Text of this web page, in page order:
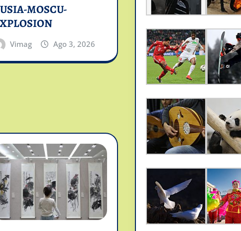
MOSCU-
Vimag Ago 3, 2026